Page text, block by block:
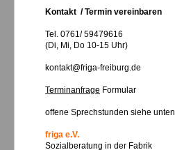
Kontakt / Termin vereinbaren
Tel. 0761/ 59479616
(Di, Mi, Do 10-15 Uhr)
kontakt@friga-freiburg.de
Terminanfrage Formular
offene Sprechstunden siehe unten
friga e.V.
Sozialberatung in der Fabrik